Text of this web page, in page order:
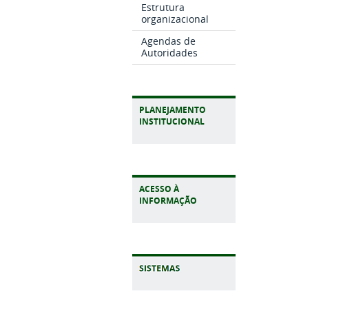
Estrutura
organizacional
Agendas de
Autoridades
PLANEJAMENTO
INSTITUCIONAL
ACESSO À
INFORMAÇÃO